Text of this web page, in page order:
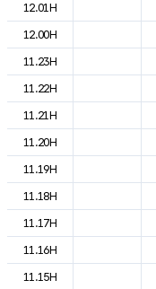
12.01H
12.00H
11.23H
11.22H
11.21H
11.20H
11.19H
11.18H
11.17H
11.16H
11.15H